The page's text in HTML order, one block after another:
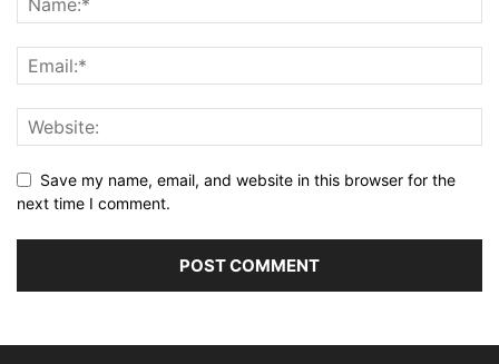
Save my name, email, and website in this browser for the
next time I comment.